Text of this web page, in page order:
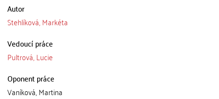
Autor
Stehlíková, Markéta
Vedoucí práce
Pultrová, Lucie
Oponent práce
Vaníková, Martina